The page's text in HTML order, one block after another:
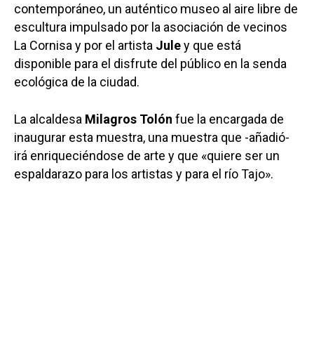
contemporáneo, un auténtico museo al aire libre de
escultura impulsado por la asociación de vecinos
La Cornisa y por el artista Juley que está
disponible para el disfrute del público en la senda
ecológica de la ciudad.
La alcaldesa Milagros Tolón fue la encargada de
inaugurar esta muestra, una muestra que -añadió-
irá enriqueciéndose de arte y que «quiere ser un
espaldarazo para los artistas y para el río Tajo».